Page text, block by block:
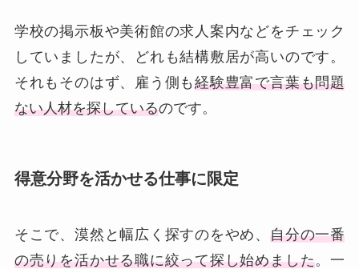
学校の掲示板や美術館の求人案内などをチェック
していましたが、どれも結構敷居が高いのです。
それもそのはず、雇う側も経験豊富で言葉も問題
ない人材を探しているのです。
得意分野を活かせる仕事に限定
そこで、漠然と幅広く探すのをやめ、自分の一番
の売りを活かせる職に絞って探し始めました。一